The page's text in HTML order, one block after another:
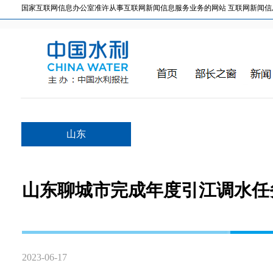
国家互联网信息办公室准许从事互联网新闻信息服务业务的网站 互联网新闻信
山东
山东聊城市完成年度引江调水
2023-06-17